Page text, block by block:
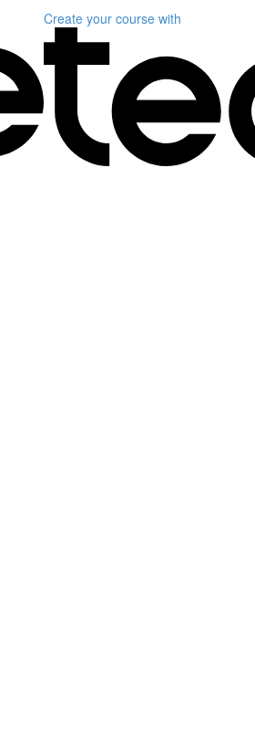
Create your course with